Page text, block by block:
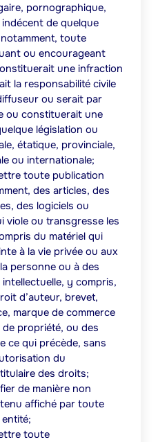
pornographique,
de quelque
toute
ou encourageant
une infraction
la responsabilité civile
ou serait par
ou constituerait une
législation ou
étatique, provinciale,
ou internationale;
toute publication
des articles, des
des logiciels ou
viole ou transgresse les
du matériel qui
à la vie privée ou aux
personne ou à des
y compris,
d’auteur, brevet,
marque de commerce
propriété, ou des
ce qui précède, sans
du
des droits;
de manière non
affiché par toute
toute